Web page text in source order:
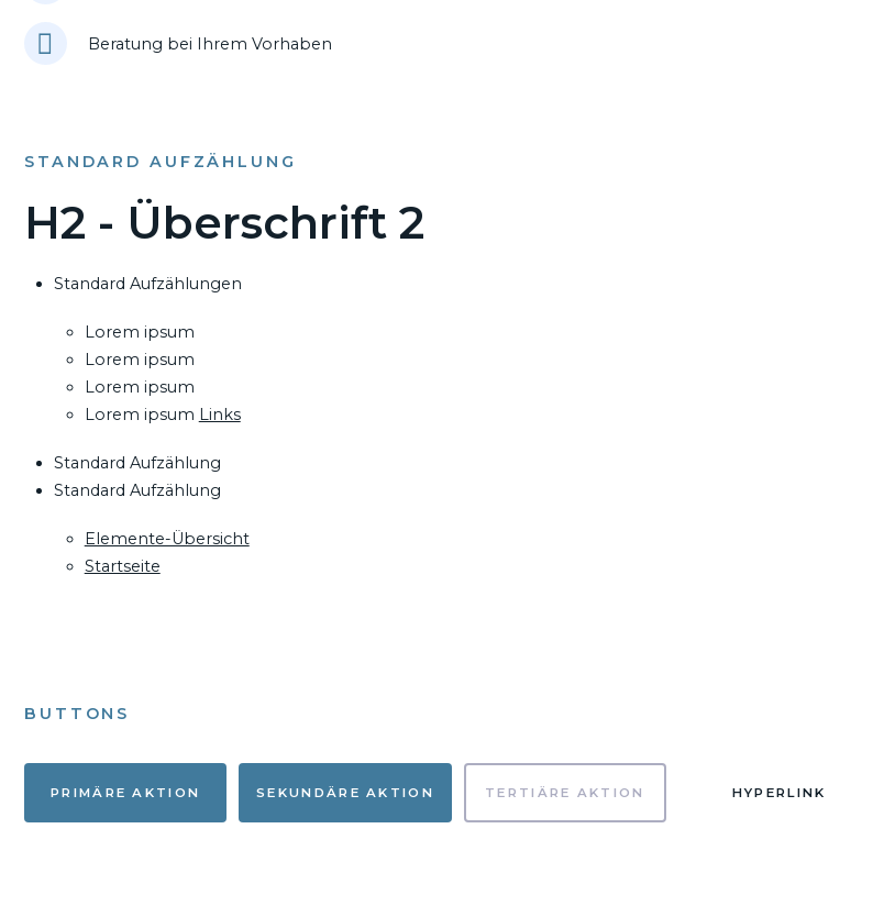
Beratung bei Ihrem Vorhaben
STANDARD AUFZÄHLUNG
H2 - Überschrift 2
Standard Aufzählungen
Lorem ipsum
Lorem ipsum
Lorem ipsum
Lorem ipsum Links
Standard Aufzählung
Standard Aufzählung
Elemente-Übersicht
Startseite
BUTTONS
PRIMÄRE AKTION SEKUNDÄRE AKTION TERTIÄRE AKTION HYPERLINK